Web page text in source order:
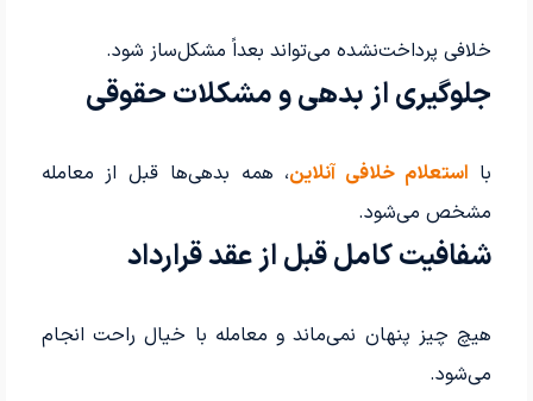
خلافی پرداخت‌نشده می‌تواند بعداً مشکل‌ساز شود.
جلوگیری از بدهی و مشکلات حقوقی
با استعلام خلافی آنلاین، همه بدهی‌ها قبل از معامله
مشخص می‌شود.
شفافیت کامل قبل از عقد قرارداد
هیچ چیز پنهان نمی‌ماند و معامله با خیال راحت انجام
می‌شود.